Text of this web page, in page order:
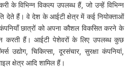
के विभिन्न विकल्प उपलब्ध हैं, जो उन्हें विभिन्न
देते हैं। वे देश के आईटी क्षेत्र में कई नियोक्ताओं
छात्रों को अपना कौशल विकसित करने के
करती हैं। आईटी पेशेवरों के लिए उपलब्ध कुछ
उद्योग, चिकित्सा, दूरसंचार, सुरक्षा कंपनियां,
क्षेत्र आदि शामिल हैं।